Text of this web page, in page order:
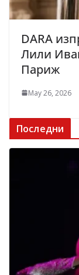
DARA
Лили
Париж
May 26, 2026
Последни